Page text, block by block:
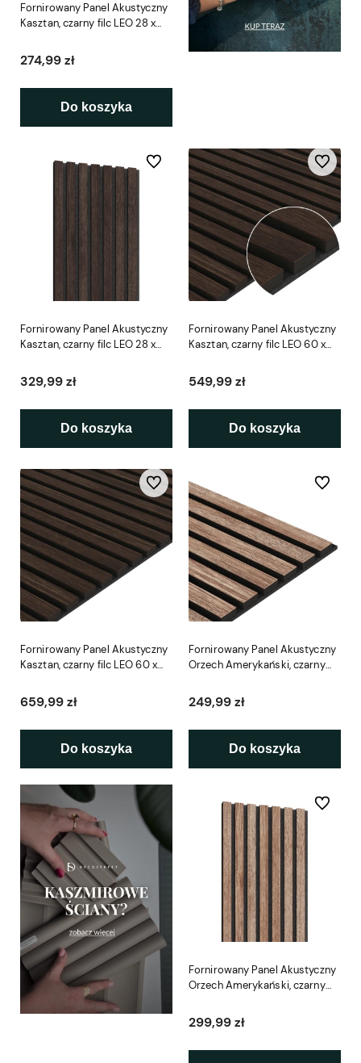
Fornirowany Panel Akustyczny
Kasztan, czarny filc LEO 28 x
274,99 zł
Do koszyka
Fornirowany Panel Akustyczny
Kasztan, czarny filc LEO 28 x
329,99 zł
Do koszyka
Do ulubionych
Fornirowany Panel Akustyczny
Kasztan, czarny filc LEO 60 x
549,99 zł
Do koszyka
Do
Fornirowany Panel Akustyczny
Kasztan, czarny filc LEO 60 x
659,99 zł
Do koszyka
Do ulubionych
Fornirowany Panel Akustyczny
Orzech Amerykański, czarny
249,99 zł
Do koszyka
Do
Fornirowany Panel Akustyczny
Orzech Amerykański, czarny
299,99 zł
Do